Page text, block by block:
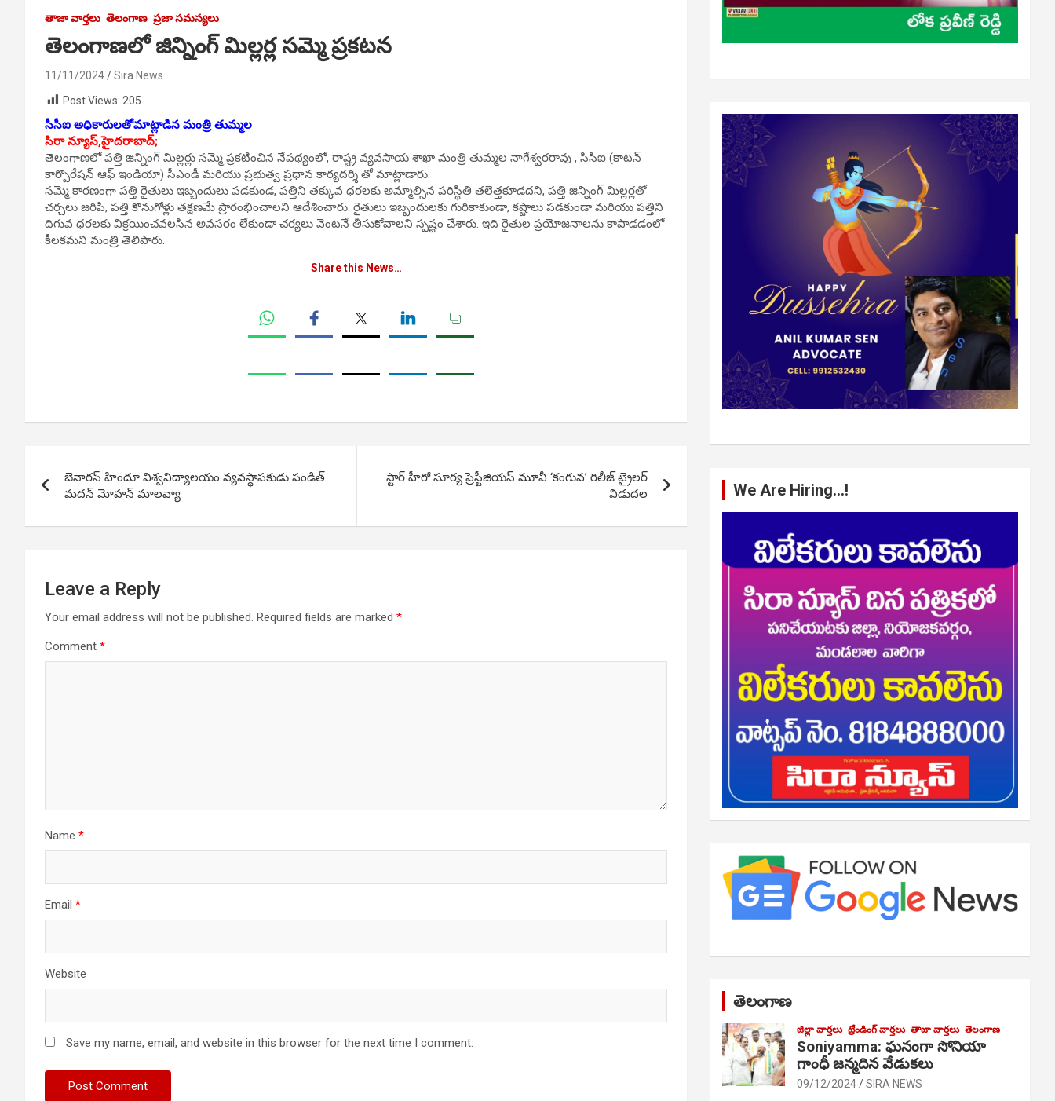
తాజా వార్తలు తెలంగాణ ప్రజా సమస్యలు
తెలంగాణలో జిన్నింగ్ మిల్లర్ల సమ్మె ప్రకటన
11/11/2024
Sira News
Post Views: 205
సీసీఐ అధికారులతోమాట్లాడిన మంత్రి తుమ్మల
సిరా న్యూస్,హైదరాబాద్;
తెలంగాణలో పత్తి జిన్నింగ్ మిల్లర్లు సమ్మె ప్రకటించిన నేపథ్యంలో, రాష్ట్ర వ్యవసాయ శాఖా మంత్రి తుమ్మల నాగేశ్వరరావు , సీసీఐ (కాటన్
కార్పొరేషన్ ఆఫ్ ఇండియా) సీఎండీ మరియు ప్రభుత్వ ప్రధాన కార్యదర్శి తో మాట్లాడారు.
సమ్మె కారణంగా పత్తి రైతులు ఇబ్బందులు పడకుండ, పత్తిని తక్కువ ధరలకు అమ్మాల్సిన పరిస్థితి తలెత్తకూడదని, పత్తి జిన్నింగ్ మిల్లర్లతో
చర్చలు జరిపి, పత్తి కొనుగోళ్లు తక్షణమే ప్రారంభించాలని ఆదేశించారు. రైతులు ఇబ్బందులకు గురికాకుండా, కష్టాలు పడకుండా మరియు పత్తిని
దిగువ ధరలకు విక్రయించవలసిన అవసరం లేకుండా చర్యలు వెంటనే తీసుకోవాలని స్పష్టం చేశారు. ఇది రైతుల ప్రయోజనాలను కాపాడడంలో
కీలకమని మంత్రి తెలిపారు.
Share this News…
navigation
బెనారస్ హిందూ విశ్వవిద్యాలయం వ్యవస్థాపకుడు పండిత్
మదన్ మోహన్ మాలవ్యా
స్టార్ హీరో సూర్య ప్రెస్టీజియస్ మూవీ ‘కంగువ’ రిలీజ్ ట్రైలర్
విడుదల
Leave a Reply
Your email address will not be published. Required fields are marked *
Comment *
Name *
Email *
Website
Save my name, email, and website in this browser for the next time I comment.
We Are Hiring…!
తెలంగాణ
జిల్లా వార్తలు ట్రేండింగ్ వార్తలు తాజా వార్తలు తెలంగాణ
Soniyamma: ఘ‌నంగా సోనియా
గాంధీ జ‌న్మ‌దిన వేడుక‌లు
09/12/2024 SIRA NEWS